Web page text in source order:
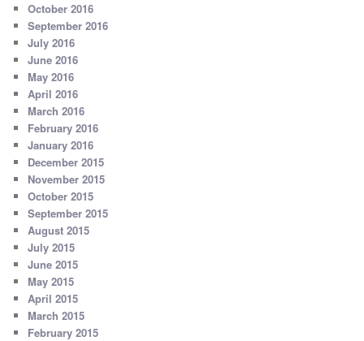
October 2016
September 2016
July 2016
June 2016
May 2016
April 2016
March 2016
February 2016
January 2016
December 2015
November 2015
October 2015
September 2015
August 2015
July 2015
June 2015
May 2015
April 2015
March 2015
February 2015